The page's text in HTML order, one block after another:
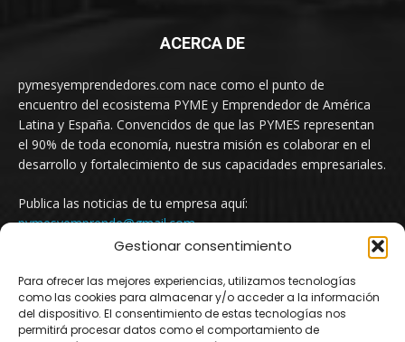
Gestionar consentimiento
Para ofrecer las mejores experiencias, utilizamos tecnologías
como las cookies para almacenar y/o acceder a la información
del dispositivo. El consentimiento de estas tecnologías nos
permitirá procesar datos como el comportamiento de
ACERCA DE
pymesyemprendedores.com nace como el punto de
encuentro del ecosistema PYME y Emprendedor de América
Latina y España. Convencidos de que las PYMES representan
el 90% de toda economía, nuestra misión es colaborar en el
desarrollo y fortalecimiento de sus capacidades empresariales.
Publica las noticias de tu empresa aquí:
pymesyemprende@gmail.com
SÍGUENOS